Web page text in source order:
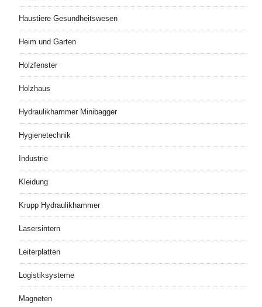
Haustiere Gesundheitswesen
Heim und Garten
Holzfenster
Holzhaus
Hydraulikhammer Minibagger
Hygienetechnik
Industrie
Kleidung
Krupp Hydraulikhammer
Lasersintern
Leiterplatten
Logistiksysteme
Magneten